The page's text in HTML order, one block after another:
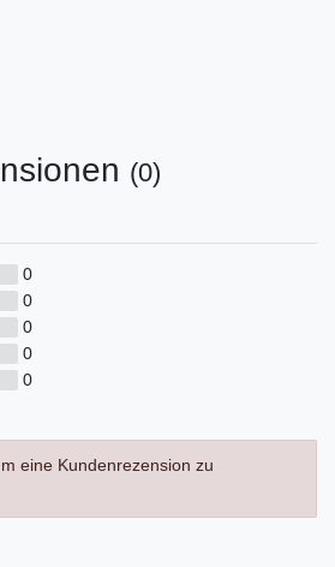
(0)
0
0
0
0
0
eine Kundenrezension zu